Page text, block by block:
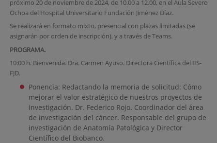
próximo 20 de noviembre de 2024, de 10.00 a 12.00, en el Aula Severo
Ochoa del Hospital Universitario Fundación Jiménez Díaz.
Se realizará en formato mixto, presencial con plazas limitadas (se
asignarán por orden de inscripción), y a través de Teams.
PROGRAMA.
10:00 h. Bienvenida. Dra. Carmen Ayuso. Directora Científica del IIS-
FJD.
Ponencia: Redactando la memoria de solicitud: Cómo
mejorar el valor estratégico de nuestros proyectos de
investigación. Dr. Federico Rojo. Coordinador del área
de investigación del cáncer. Responsable del grupo de
investigación de Anatomía Patológica y Director
Científico del Biobanco.